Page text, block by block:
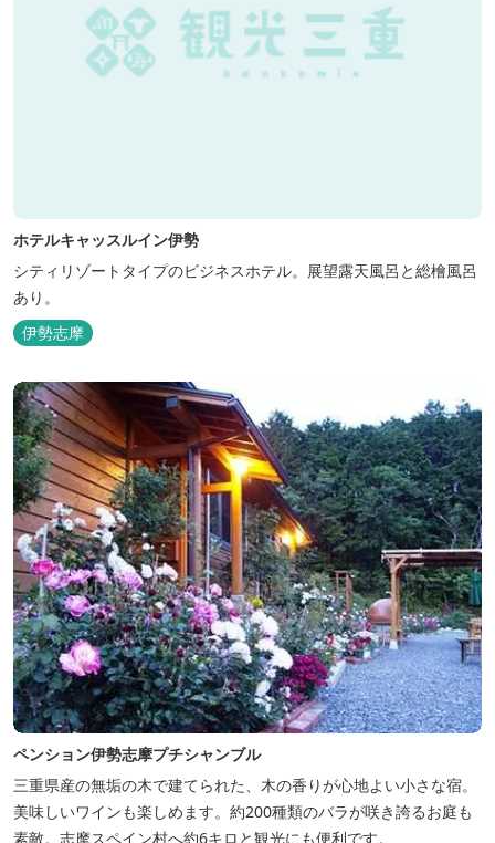
ホテルキャッスルイン伊勢
シティリゾートタイプのビジネスホテル。展望露天風呂と総檜風呂
あり。
伊勢志摩
ペンション伊勢志摩プチシャンブル
三重県産の無垢の木で建てられた、木の香りが心地よい小さな宿。
美味しいワインも楽しめます。約200種類のバラが咲き誇るお庭も
素敵。志摩スペイン村へ約6キロと観光にも便利です。